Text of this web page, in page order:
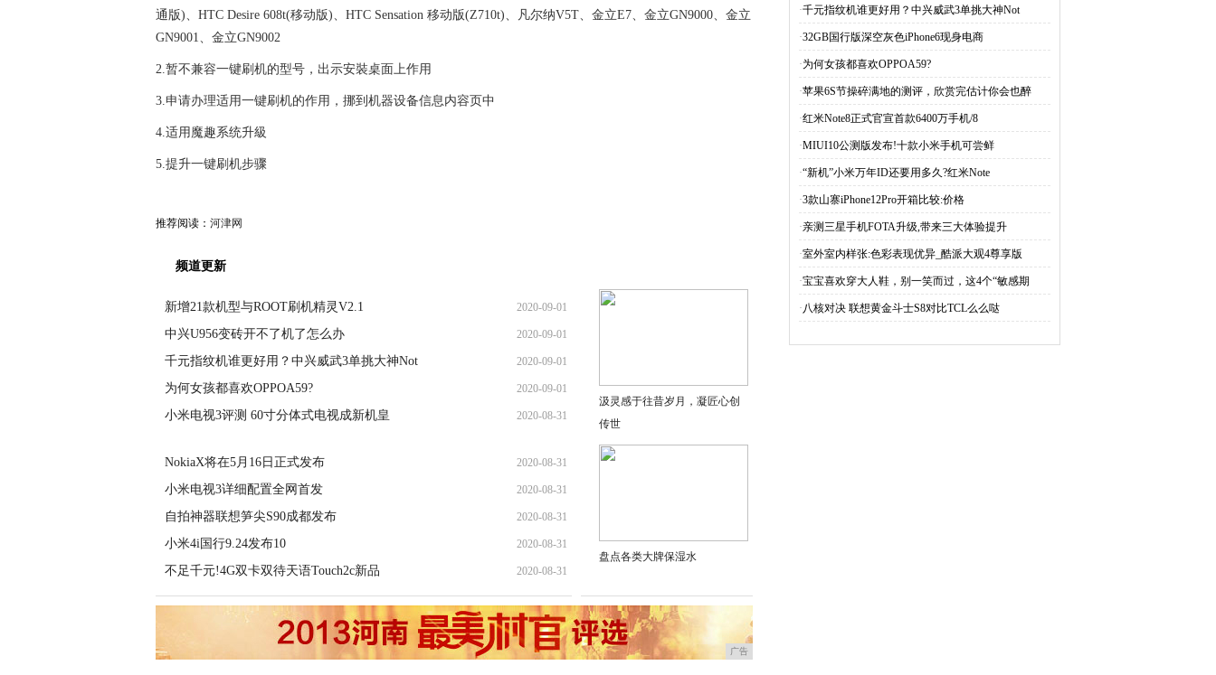
通版)、HTC Desire 608t(移动版)、HTC Sensation 移动版(Z710t)、凡尔纳V5T、金立E7、金立GN9000、金立
GN9001、金立GN9002
2.暂不兼容一键刷机的型号，出示安裝桌面上作用
3.申请办理适用一键刷机的作用，挪到机器设备信息内容页中
4.适用魔趣系统升級
5.提升一键刷机步骤
推荐阅读： 河津网
频道更新
新增21款机型与ROOT刷机精灵V2.1 2020-09-01
中兴U956变砖开不了机了怎么办 2020-09-01
千元指纹机谁更好用？中兴威武3单挑大神Not 2020-09-01
为何女孩都喜欢OPPOA59? 2020-09-01
小米电视3评测 60寸分体式电视成新机皇 2020-08-31
NokiaX将在5月16日正式发布 2020-08-31
小米电视3详细配置全网首发 2020-08-31
自拍神器联想笋尖S90成都发布 2020-08-31
小米4i国行9.24发布10 2020-08-31
不足千元!4G双卡双待天语Touch2c新品 2020-08-31
汲灵感于往昔岁月，凝匠心创
传世
盘点各类大牌保湿水
广告
·千元指纹机谁更好用？中兴威武3单挑大神Not
·32GB国行版深空灰色iPhone6现身电商
·为何女孩都喜欢OPPOA59?
·苹果6S节操碎满地的测评，欣赏完估计你会也醉
·红米Note8正式官宣首款6400万手机/8
·MIUI10公测版发布!十款小米手机可尝鲜
·“新机”小米万年ID还要用多久?红米Note
·3款山寨iPhone12Pro开箱比较:价格
·亲测三星手机FOTA升级,带来三大体验提升
·室外室内样张:色彩表现优异_酷派大观4尊享版
·宝宝喜欢穿大人鞋，别一笑而过，这4个“敏感期
·八核对决 联想黄金斗士S8对比TCL么么哒